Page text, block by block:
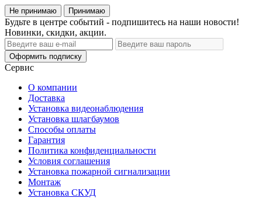
Не принимаю Принимаю
Будьте в центре событий - подпишитесь на наши новости!
Новинки, скидки, акции.
Оформить подписку
Сервис
О компании
Доставка
Установка видеонаблюдения
Установка шлагбаумов
Способы оплаты
Гарантия
Политика конфиденциальности
Условия соглашения
Установка пожарной сигнализации
Монтаж
Установка СКУД